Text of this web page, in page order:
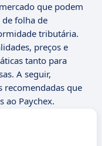
que podem
de folha de
tributária.
preços e
tanto para
A seguir,
recomendadas que
ao Paychex.